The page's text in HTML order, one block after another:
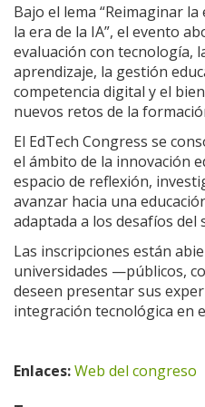
Bajo el lema “Reimaginar
la era de la IA”, el evento
evaluación con tecnología,
aprendizaje, la gestión
competencia digital y el
nuevos retos de la
El EdTech Congress se
el ámbito de la innovación
espacio de reflexión,
avanzar hacia una
adaptada a los desafíos del
Las inscripciones están
universidades —públicos,
deseen presentar sus
integración tecnológica en
Enlaces:Web del congreso